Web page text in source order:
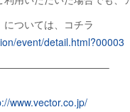
については、コチラ
event/detail.html?00003
www.vector.co.jp/